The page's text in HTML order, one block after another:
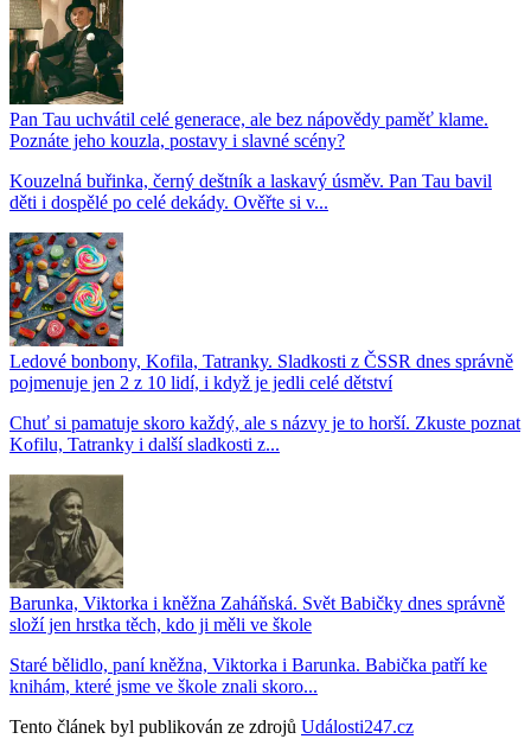
Pan Tau uchvátil celé generace, ale bez nápovědy paměť klame.
Poznáte jeho kouzla, postavy i slavné scény?
Kouzelná buřinka, černý deštník a laskavý úsměv. Pan Tau bavil
děti i dospělé po celé dekády. Ověřte si v...
Ledové bonbony, Kofila, Tatranky. Sladkosti z ČSSR dnes správně
pojmenuje jen 2 z 10 lidí, i když je jedli celé dětství
Chuť si pamatuje skoro každý, ale s názvy je to horší. Zkuste poznat
Kofilu, Tatranky i další sladkosti z...
Barunka, Viktorka i kněžna Zaháňská. Svět Babičky dnes správně
složí jen hrstka těch, kdo ji měli ve škole
Staré bělidlo, paní kněžna, Viktorka i Barunka. Babička patří ke
knihám, které jsme ve škole znali skoro...
Tento článek byl publikován ze zdrojů Události247.cz